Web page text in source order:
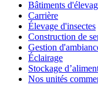
Bâtiments
Carrière
Élevage d'insectes
Construction de
Gestion
Éclairage
Stockage
Nos unités